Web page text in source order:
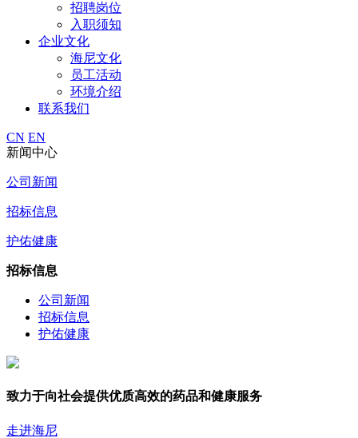
招聘岗位
入职须知
企业文化
海尼文化
员工活动
环境介绍
联系我们
CN EN
新闻中心
公司新闻
招标信息
护佑健康
招标信息
公司新闻
招标信息
护佑健康
致力于向社会提供优质高效的药品和健康服务
走进海尼